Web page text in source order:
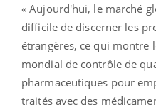
« Aujourd'hui, le marché
difficile de discerner les
étrangères, ce qui montre
mondial de contrôle de
pharmaceutiques pour
traités avec des